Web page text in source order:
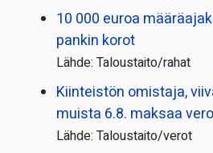
10 000 euroa
pankin korot
Lähde: Taloustaito/rahat
Kiinteistön omistaja,
muista 6.8. maksaa
Lähde: Taloustaito/verot